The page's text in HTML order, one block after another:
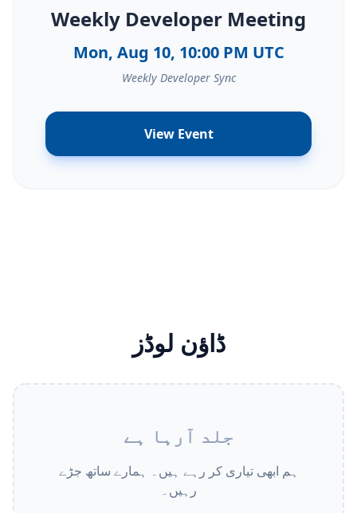
Weekly Developer Meeting
Mon, Aug 10, 10:00 PM UTC
Weekly Developer Sync
View Event
ڈاؤن لوڈز
جلد آرہا ہے
ہم ابھی تیاری کر رہے ہیں۔ ہمارے ساتھ جڑے
رہیں۔